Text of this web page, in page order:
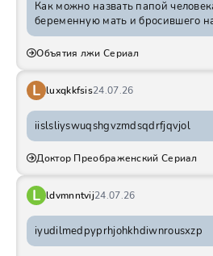
Как можно назвать папой
беременную мать и бросившего
Объятия лжи Сериал
L luxqkkfsis24.07.26
iislsliyswuqshgvzmdsqdrfjqvjol
Доктор Преображенский Сериал
L ldvmnntvij24.07.26
iyudilmedpyprhjohkhdiwnrousxzp